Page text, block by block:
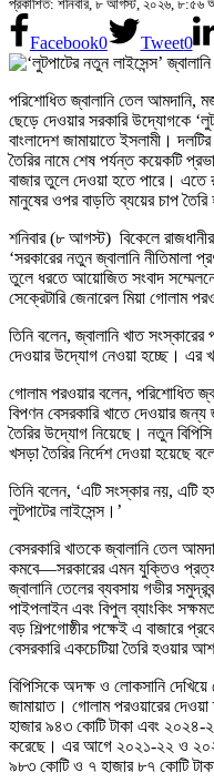
প্রকাশিত: শনিবার, ৮ আগস্ট, ২০২৬, ৮:৫৬
Facebook0 Tweet0
পরিশোধিত জ্বালানি তেল আমদানি,
ছেড়ে দেওয়ার সরকারি উদ্যোগকে
বাংলাদেশ জামায়াতে ইসলামী।
তৈরির নামে শেষ পর্যন্ত কয়েকটি
বাজার তুলে দেওয়া হতে পারে। এতে
মানুষের ওপর বাড়তি ব্যয়ের চাপ
শনিবার (৮ আগস্ট) বিকেলে রাজধানীর
‘সরকারের নতুন জ্বালানি নীতিমালা
তুলে ধরতে আয়োজিত সংবাদ
সেক্রেটারি জেনারেল মিয়া গোলাম
তিনি বলেন, জ্বালানি খাত সংস্কারের
দেওয়ার উদ্যোগ নেওয়া হচ্ছে। এর
গোলাম পরওয়ার বলেন, পরিশোধিত
বিপণন বেসরকারি খাতে দেওয়ার জন্য
তৈরির উদ্যোগ নিয়েছে। নতুন বিপিসি
খসড়া তৈরির নির্দেশ দেওয়া হয়েছে
তিনি বলেন, ‘এটি সংস্কার নয়, এটি
লুটপাটের লাইসেন্স।’
বেসরকারি খাতকে জ্বালানি তেল
কমবে—সরকারের এমন যুক্তিও
জ্বালানি তেলের ব্যবসায় গভীর
পাইপলাইন এবং বিপুল ব্যাংকিং
বড় শিল্পগোষ্ঠীর পক্ষেই এ বাজারে
বেসরকারি একচেটিয়া তৈরি হওয়ার
বিপিসিকে অদক্ষ ও লোকসানি
জামায়াত। গোলাম পরওয়ারের
হাজার ৯৪৩ কোটি টাকা এবং ২০২৪-
করেছে। এর আগে ২০২১-২২ ও ২০২২-
৯৮৩ কোটি ও ৭ হাজার ৮৭ কোটি